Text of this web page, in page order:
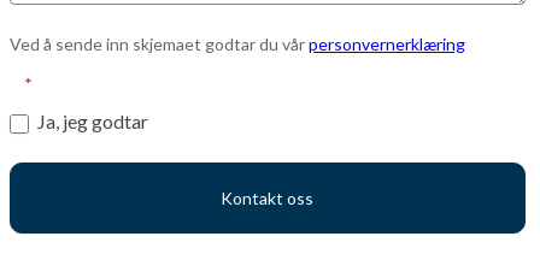
Ved å sende inn skjemaet godtar du vårpersonvernerklæring
*
Ja, jeg godtar
Kontakt oss